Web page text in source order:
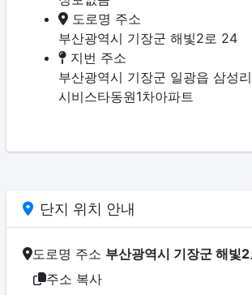
도로명 주소
부산광역시 기장군 해빛2로 24
지번 주소
부산광역시 기장군 일광읍 삼성
시비스타동원1차아파트
단지 위치 안내
도로명 주소 부산광역시 기장군 해빛
주소 복사